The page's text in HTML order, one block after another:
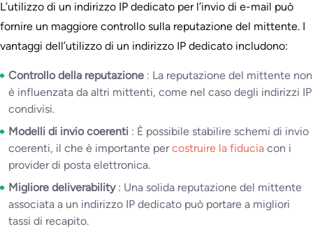
L’utilizzo di un indirizzo IP dedicato per l’invio di e-mail può
fornire un maggiore controllo sulla reputazione del mittente. I
vantaggi dell’utilizzo di un indirizzo IP dedicato includono:
Controllo della reputazione : La reputazione del mittente non
è influenzata da altri mittenti, come nel caso degli indirizzi IP
condivisi.
Modelli di invio coerenti : È possibile stabilire schemi di invio
coerenti, il che è importante percostruire la fiducia con i
provider di posta elettronica.
Migliore deliverability : Una solida reputazione del mittente
associata a un indirizzo IP dedicato può portare a migliori
tassi di recapito.